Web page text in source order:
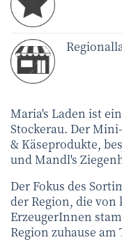
Maria's Laden ist
Stockerau. Der
& Käseprodukte,
und Mandl's
Der Fokus des
der Region, die
ErzeugerInnen
Region zuhause